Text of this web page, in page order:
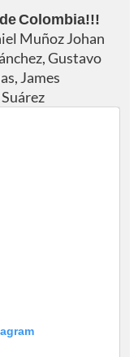
Colombia!!!
Muñoz Johan
Gustavo
James